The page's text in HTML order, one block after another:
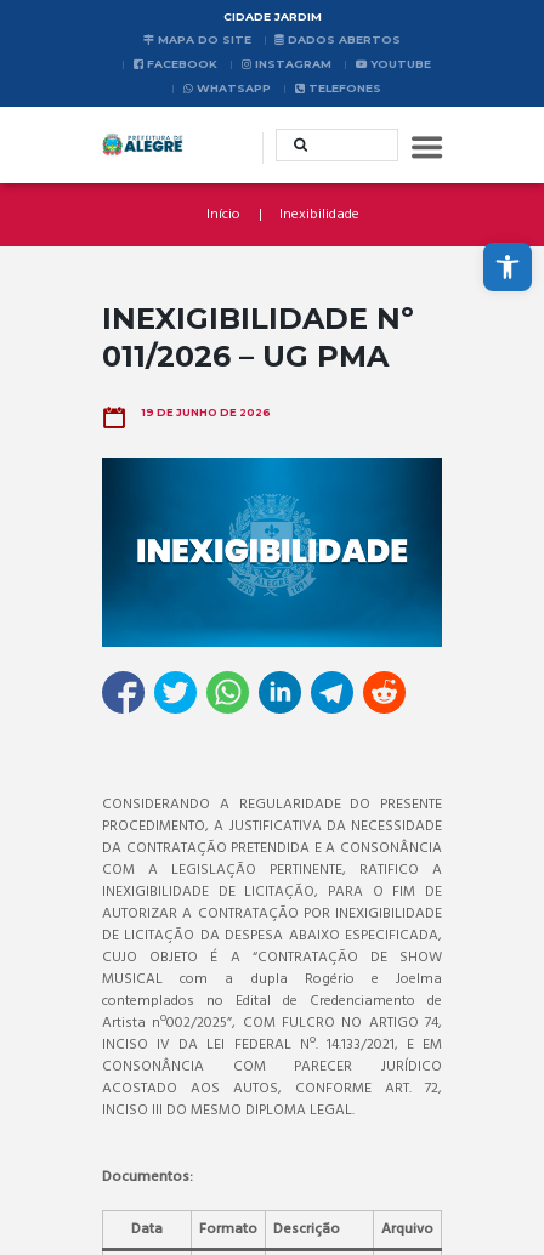
Abrir a barra de ferramentas
CIDADE JARDIM
MAPA DO SITE
DADOS ABERTOS
FACEBOOK
INSTAGRAM
YOUTUBE
WHATSAPP
TELEFONES
Início Inexibilidade
INEXIGIBILIDADE Nº
011/2026 – UG PMA
19 DE JUNHO DE 2026
CONSIDERANDO A REGULARIDADE DO PRESENTE
PROCEDIMENTO, A JUSTIFICATIVA DA NECESSIDADE
DA CONTRATAÇÃO PRETENDIDA E A CONSONÂNCIA
COM A LEGISLAÇÃO PERTINENTE, RATIFICO A
INEXIGIBILIDADE DE LICITAÇÃO, PARA O FIM DE
AUTORIZAR A CONTRATAÇÃO POR INEXIGIBILIDADE
DE LICITAÇÃO DA DESPESA ABAIXO ESPECIFICADA,
CUJO OBJETO É A “CONTRATAÇÃO DE SHOW
MUSICAL com a dupla Rogério e Joelma
contemplados no Edital de Credenciamento de
Artista nº002/2025”, COM FULCRO NO ARTIGO 74,
INCISO IV DA LEI FEDERAL Nº. 14.133/2021, E EM
CONSONÂNCIA COM PARECER JURÍDICO
ACOSTADO AOS AUTOS, CONFORME ART. 72,
INCISO III DO MESMO DIPLOMA LEGAL.
Documentos:
Data Formato Descrição Arquivo